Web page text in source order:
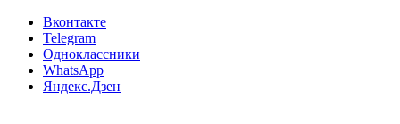
Вконтакте
Telegram
Одноклассники
WhatsApp
Яндекс.Дзен